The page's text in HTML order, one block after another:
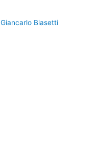
Giancarlo Biasetti